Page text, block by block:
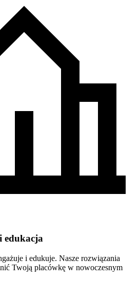
edukacja
i edukuje. Nasze rozwiązania
Twoją placówkę w nowoczesnym